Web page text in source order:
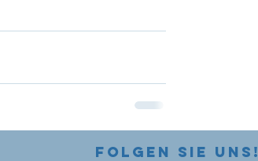
Folgen Sie uns!